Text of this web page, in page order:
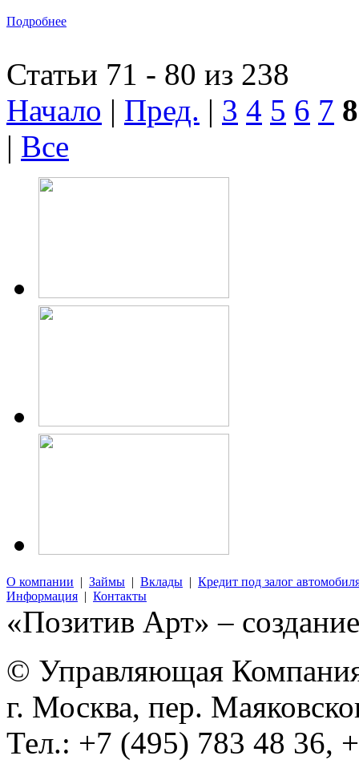
Подробнее
Статьи 71 - 80 из 238
Начало | Пред. | 3 4 5 6 7 8
| Все
О компании | Займы | Вклады | Кредит под залог
Информация | Контакты
«Позитив Арт» –
© Управляющая
г. Москва, пер.
Тел.: +7 (495) 783 48 36,